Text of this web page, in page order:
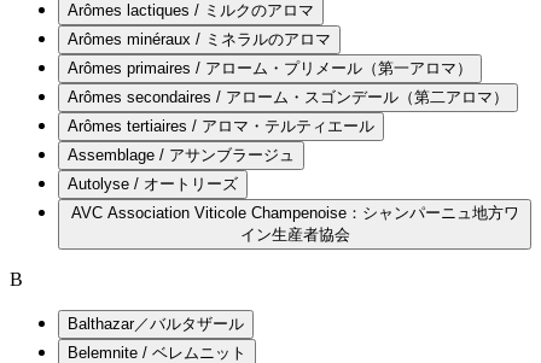
Arômes lactiques / ミルクのアロマ
Arômes minéraux / ミネラルのアロマ
Arômes primaires / アローム・プリメール（第一アロマ）
Arômes secondaires / アローム・スゴンデール（第二アロマ）
Arômes tertiaires / アロマ・テルティエール
Assemblage / アサンブラージュ
Autolyse / オートリーズ
AVC Association Viticole Champenoise：シャンパーニュ地方ワ
イン生産者協会
B
Balthazar／バルタザール
Belemnite / ベレムニット